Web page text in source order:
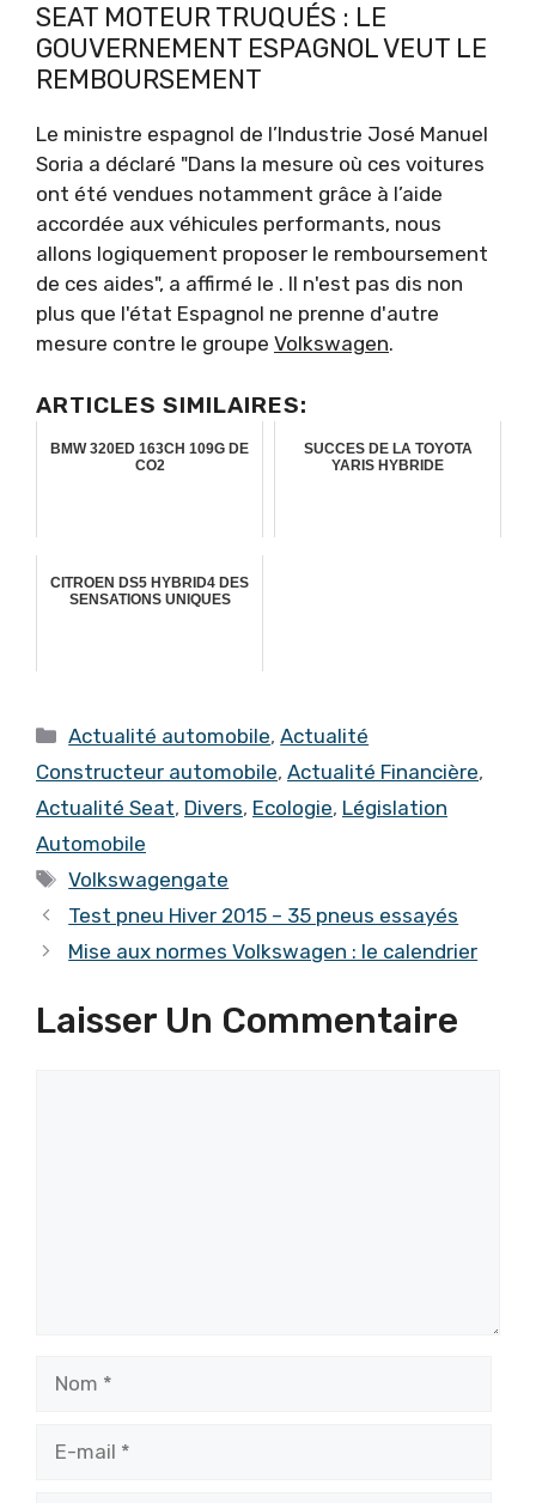
SEAT MOTEUR TRUQUÉS : LE
GOUVERNEMENT ESPAGNOL VEUT LE
REMBOURSEMENT
Le ministre espagnol de l’Industrie José Manuel
Soria a déclaré "Dans la mesure où ces voitures
ont été vendues notamment grâce à l’aide
accordée aux véhicules performants, nous
allons logiquement proposer le remboursement
de ces aides", a affirmé le . Il n'est pas dis non
plus que l'état Espagnol ne prenne d'autre
mesure contre le groupe Volkswagen.
ARTICLES SIMILAIRES:
BMW 320ED 163CH 109G DE
CO2
SUCCES DE LA TOYOTA
YARIS HYBRIDE
CITROEN DS5 HYBRID4 DES
SENSATIONS UNIQUES
Catégories
Actualité automobile,Actualité
Constructeur automobile, Actualité Financière,
Actualité Seat, Divers, Ecologie, Législation
Automobile
Étiquettes
Volkswagengate
Test pneu Hiver 2015 – 35 pneus essayés
Mise aux normes Volkswagen : le calendrier
Laisser Un Commentaire